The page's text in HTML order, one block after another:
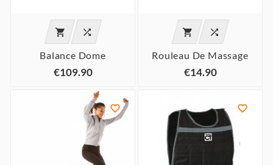
 
Balance Dome
€109.90
 
Rouleau De Massage
€14.90
 